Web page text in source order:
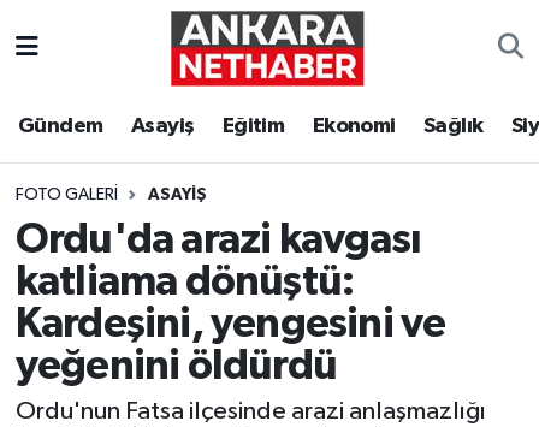
Gündem Asayiş Eğitim Ekonomi Sağlık
FOTO GALERI ASAYIŞ
Ordu'da arazi kavgası
katliama dönüştü:
Kardeşini, yengesini ve
yeğenini öldürdü
Ordu'nun Fatsa ilçesinde arazi anlaşmazlığı
Ekonomi
Gündem
Kim Kimdir Nereli
Ankara Hava Durumu
Tüm Manşetler
Son Dakika Haberleri
Haber Arşivi